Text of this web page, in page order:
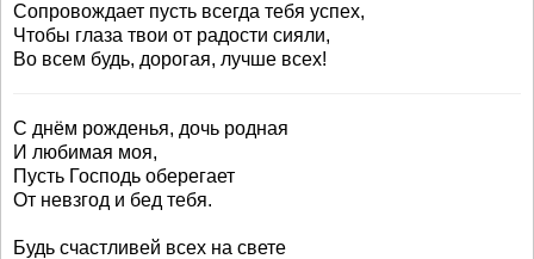
Сопровождает пусть всегда тебя успех,
Чтобы глаза твои от радости сияли,
Во всем будь, дорогая, лучше всех!
С днём рожденья, дочь родная
И любимая моя,
Пусть Господь оберегает
От невзгод и бед тебя.
Будь счастливей всех на свете